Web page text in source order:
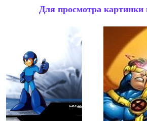
Для просмотра картинки